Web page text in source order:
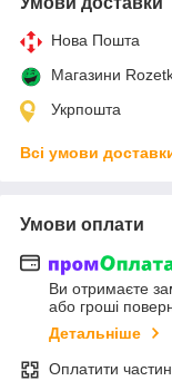
Нова Пошта
Магазини
Укрпошта
Всі умови
Умови оплати
Ви отримаєте
або гроші
Детальніше
Оплатити